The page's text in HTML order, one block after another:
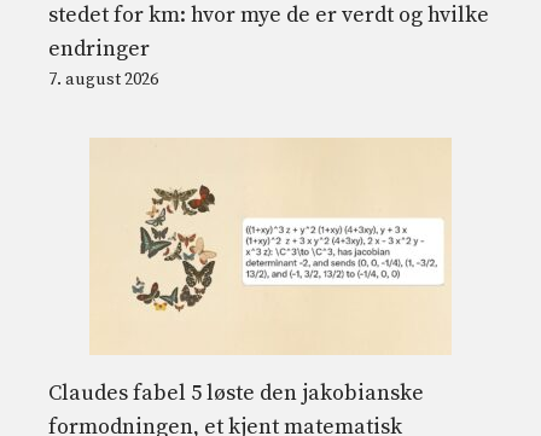
stedet for km: hvor mye de er verdt og hvilke
endringer
7. august 2026
Claudes fabel 5 løste den jakobianske
formodningen, et kjent matematisk